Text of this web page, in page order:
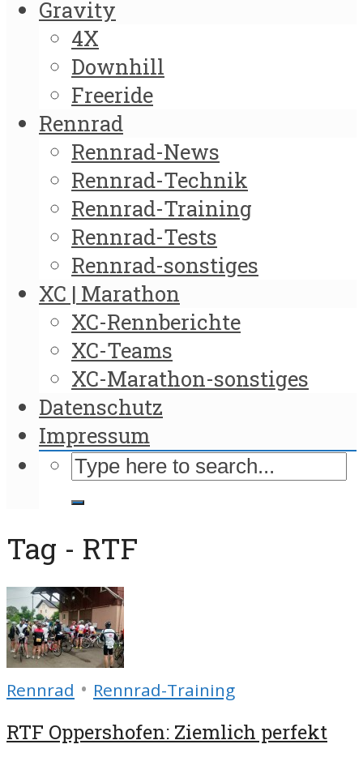
Gravity
4X
Downhill
Freeride
Rennrad
Rennrad-News
Rennrad-Technik
Rennrad-Training
Rennrad-Tests
Rennrad-sonstiges
XC | Marathon
XC-Rennberichte
XC-Teams
XC-Marathon-sonstiges
Datenschutz
Impressum
Tag - RTF
Rennrad • Rennrad-Training
RTF Oppershofen: Ziemlich perfekt